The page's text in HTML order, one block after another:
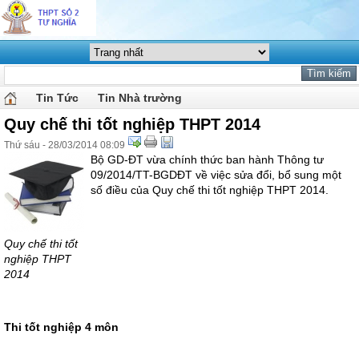
Tin Tức Tin Nhà trường
Quy chế thi tốt nghiệp THPT 2014
Thứ sáu - 28/03/2014 08:09
Quy chế thi tốt
nghiệp THPT
2014
Bộ GD-ĐT vừa chính thức ban hành Thông tư
09/2014/TT-BGDĐT về việc sửa đổi, bổ sung một
số điều của Quy chế thi tốt nghiệp THPT 2014.
Thi tốt nghiệp 4 môn